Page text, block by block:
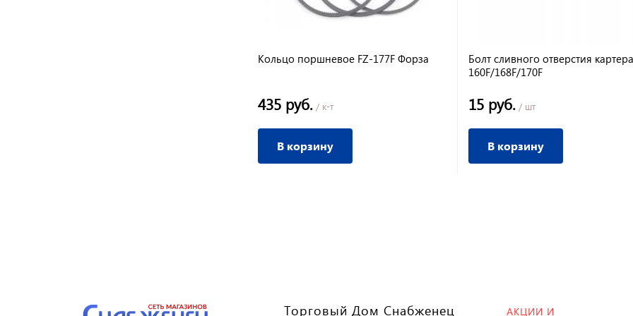
Кольцо поршневое FZ-177F Форза
435 руб. / к-т
В корзину
Болт сливного отверстия
160F/168F/170F
15 руб. / шт
В корзину
Торговый Дом Снабженец АКЦИИ И